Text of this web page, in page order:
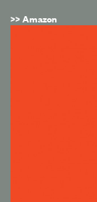
>> Amazon